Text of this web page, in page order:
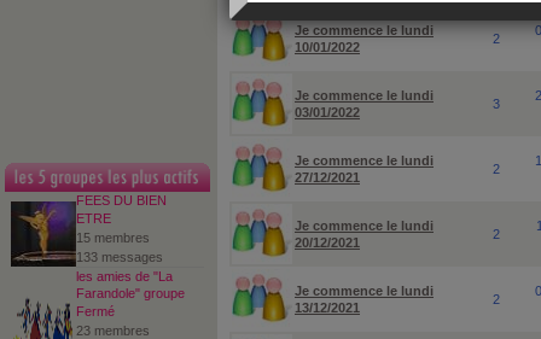
FEES DU BIEN
ETRE
15 membres
133 messages
les amies de "La
Farandole" groupe
Fermé
23 membres
Je commence le lundi
10/01/2022
2
Je commence le lundi
03/01/2022
3
Je commence le lundi
27/12/2021
2
Je commence le lundi
20/12/2021
2
Je commence le lundi
13/12/2021
2